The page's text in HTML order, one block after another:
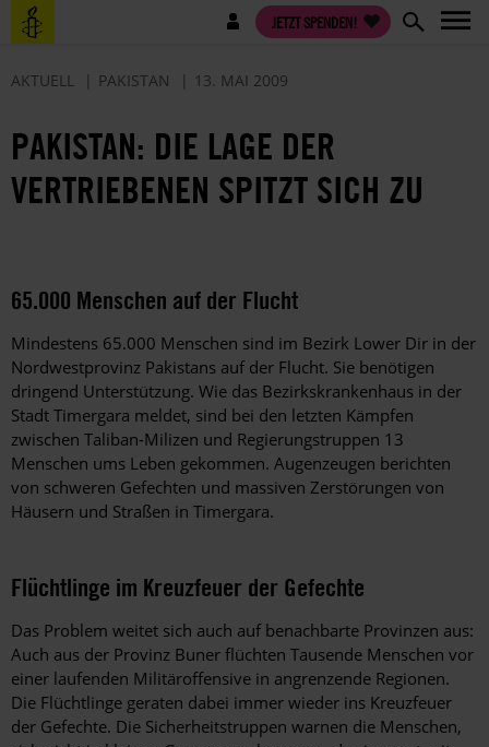
Direkt
zum
Benutzermenü JETZT SPENDEN!
AKTUELL PAKISTAN 13. MAI 2009
PAKISTAN: DIE LAGE DER
VERTRIEBENEN SPITZT SICH ZU
65.000 Menschen auf der Flucht
Mindestens 65.000 Menschen sind im Bezirk Lower Dir in der
Nordwestprovinz Pakistans auf der Flucht. Sie benötigen
dringend Unterstützung. Wie das Bezirkskrankenhaus in der
Stadt Timergara meldet, sind bei den letzten Kämpfen
zwischen Taliban-Milizen und Regierungstruppen 13
Menschen ums Leben gekommen. Augenzeugen berichten
von schweren Gefechten und massiven Zerstörungen von
Häusern und Straßen in Timergara.
Flüchtlinge im Kreuzfeuer der Gefechte
Das Problem weitet sich auch auf benachbarte Provinzen aus:
Auch aus der Provinz Buner flüchten Tausende Menschen vor
einer laufenden Militäroffensive in angrenzende Regionen.
Die Flüchtlinge geraten dabei immer wieder ins Kreuzfeuer
der Gefechte. Die Sicherheitstruppen warnen die Menschen,